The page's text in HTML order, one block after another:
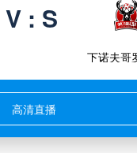
V : S
高清直播